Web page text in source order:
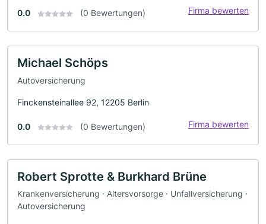
0.0 (0 Bewertungen) Firma bewerten
Michael Schöps
Autoversicherung
Finckensteinallee 92, 12205 Berlin
0.0 (0 Bewertungen) Firma bewerten
Robert Sprotte & Burkhard Brüne
Krankenversicherung · Altersvorsorge · Unfallversicherung ·
Autoversicherung